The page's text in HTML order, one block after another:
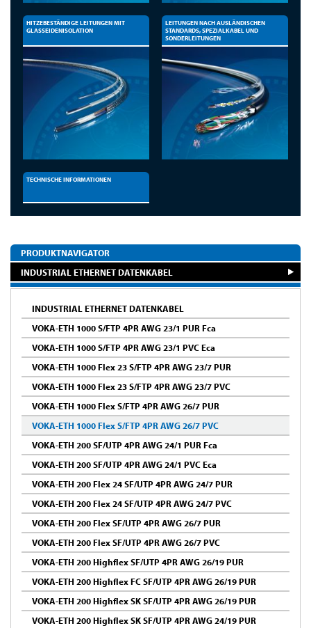
HITZEBESTÄNDIGE LEITUNGEN MIT
GLASSEIDENISOLATION
LEITUNGEN NACH AUSLÄNDISCHEN
STANDARDS, SPEZIALKABEL UND
SONDERLEITUNGEN
TECHNISCHE INFORMATIONEN
PRODUKTNAVIGATOR
INDUSTRIAL ETHERNET DATENKABEL
INDUSTRIAL ETHERNET DATENKABEL
VOKA-ETH 1000 S/FTP 4PR AWG 23/1 PUR Fca
VOKA-ETH 1000 S/FTP 4PR AWG 23/1 PVC Eca
VOKA-ETH 1000 Flex 23 S/FTP 4PR AWG 23/7 PUR
VOKA-ETH 1000 Flex 23 S/FTP 4PR AWG 23/7 PVC
VOKA-ETH 1000 Flex S/FTP 4PR AWG 26/7 PUR
VOKA-ETH 1000 Flex S/FTP 4PR AWG 26/7 PVC
VOKA-ETH 200 SF/UTP 4PR AWG 24/1 PUR Fca
VOKA-ETH 200 SF/UTP 4PR AWG 24/1 PVC Eca
VOKA-ETH 200 Flex 24 SF/UTP 4PR AWG 24/7 PUR
VOKA-ETH 200 Flex 24 SF/UTP 4PR AWG 24/7 PVC
VOKA-ETH 200 Flex SF/UTP 4PR AWG 26/7 PUR
VOKA-ETH 200 Flex SF/UTP 4PR AWG 26/7 PVC
VOKA-ETH 200 Highflex SF/UTP 4PR AWG 26/19 PUR
VOKA-ETH 200 Highflex FC SF/UTP 4PR AWG 26/19 PUR
VOKA-ETH 200 Highflex SK SF/UTP 4PR AWG 26/19 PUR
VOKA-ETH 200 Highflex SK SF/UTP 4PR AWG 24/19 PUR